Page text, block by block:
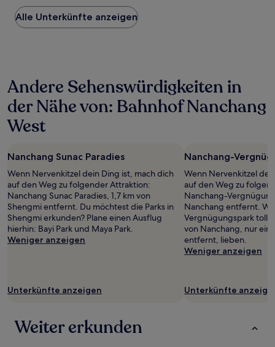
Preis
pro
Nacht,
24 Stunden
für
einen
mit
2 Erwachsenen
gefunden
wurde.
Preise
und
Verfügbarkeiten
können
sich
Bedingungen
Alle Unterkünfte anzeigen
Andere Sehenswürdigkeiten in
der Nähe von: Bahnhof Nanchang
West
Nanchang Sunac Paradies
Wenn Nervenkitzel dein Ding ist, mach dich
auf den Weg zu folgender Attraktion:
Nanchang Sunac Paradies, 1,7 km von
Shengmi entfernt. Du möchtest die Parks in
Shengmi erkunden? Plane einen Ausflug
hierhin: Bayi Park und Maya Park.
Weniger anzeigen
Unterkünfte anzeigen
Nanchang-
Wenn Nervenkitzel
auf den Weg zu
Nanchang-
Nanchang entfernt.
Vergnügungspark toll
von Nanchang, nur
entfernt, lieben.
Weniger anzeigen
Unterkünfte
Weiter erkunden